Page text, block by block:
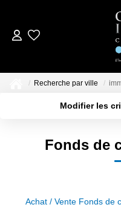
Recherche par ville
Modifier les
Fonds de
Achat / Vente Fonds de